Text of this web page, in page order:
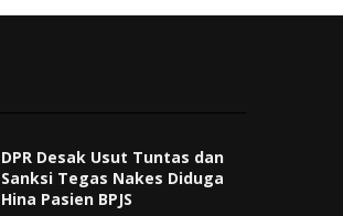
DPR Desak Usut Tuntas dan
Sanksi Tegas Nakes Diduga
Hina Pasien BPJS